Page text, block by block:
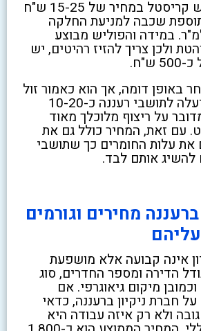
מקצועי של פוליש קריסטל במחיר של 15-25 ש"ח
שכבה למניעת החלקה
ש"ח למ"ר. במידה והפוליש מבוצע
ולכן צריך להזיז רהיטים, יש
באופן דומה, אך הוא כאמור זול
יותר: שירות כזה יעלה לתושבי רעננה כ-10-20
על ריצוף מלוכלך מאוד
עם זאת, המחיר כולל גם את
את עלות החומרים כך שתושבי
להשיג אותם לבד.
מחירים וגורמים
אינה קבועה אלא מושפעת
הדירה ומספר החדרים, סוג
מיקום גיאוגרפי. אם
חברת ניקיון ברעננה, כדאי
ולא רק איזה עבודה היא